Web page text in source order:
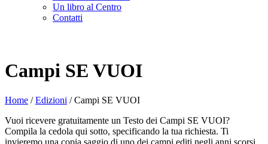
Un libro al Centro
Contatti
Campi SE VUOI
Home /Edizioni /Campi SE VUOI
Vuoi ricevere gratuitamente un Testo dei Campi SE VUOI?
Compila la cedola qui sotto, specificando la tua richiesta. Ti
invieremo una copia saggio di uno dei campi editi negli anni scorsi.